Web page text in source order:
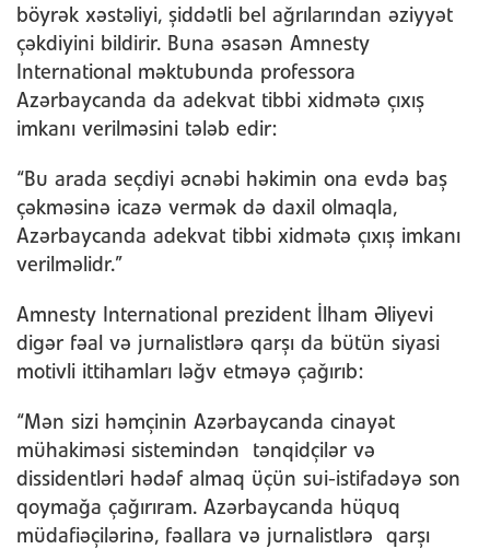
böyrək xəstəliyi, şiddətli bel ağrılarından əziyyət
çəkdiyini bildirir. Buna əsasən Amnesty
International məktubunda professora
Azərbaycanda da adekvat tibbi xidmətə çıxış
imkanı verilməsini tələb edir:
“Bu arada seçdiyi əcnəbi həkimin ona evdə baş
çəkməsinə icazə vermək də daxil olmaqla,
Azərbaycanda adekvat tibbi xidmətə çıxış imkanı
verilməlidr.”
Amnesty International prezident İlham Əliyevi
digər fəal və jurnalistlərə qarşı da bütün siyasi
motivli ittihamları ləğv etməyə çağırıb:
“Mən sizi həmçinin Azərbaycanda cinayət
mühakiməsi sistemindən tənqidçilər və
dissidentləri hədəf almaq üçün sui-istifadəyə son
qoymağa çağırıram. Azərbaycanda hüquq
müdafiəçilərinə, fəallara və jurnalistlərə qarşı